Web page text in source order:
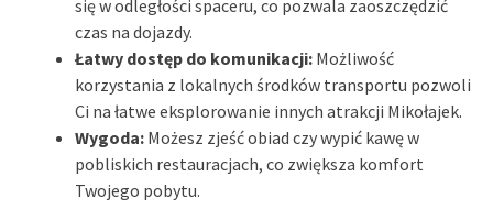
się w odległości spaceru, co pozwala zaoszczędzić
czas na dojazdy.
Łatwy dostęp do komunikacji: Możliwość
korzystania z lokalnych środków transportu pozwoli
Ci na łatwe eksplorowanie innych atrakcji Mikołajek.
Wygoda: Możesz zjeść obiad czy wypić kawę w
pobliskich restauracjach, co zwiększa komfort
Twojego pobytu.